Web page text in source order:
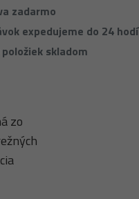
zadarmo
expedujeme do 24
skladom
zo